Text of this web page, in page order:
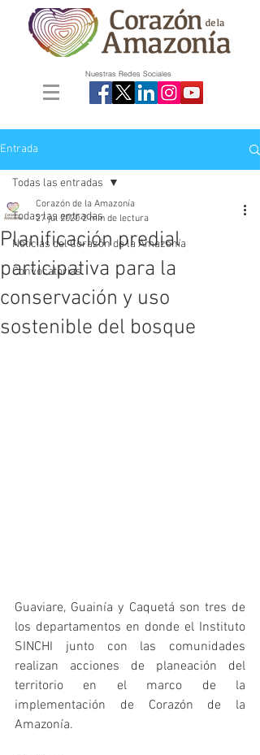
Nuestras Redes Sociales
Entrada
Todas las entradas
Noticias del Corazón de la Amazonía
Convocatorias
Todas las entradas
Planificación predial
participativa para la
conservación y uso
sostenible del bosque
Corazón de la Amazonía
27 jul 2020 2 min de lectura
Guaviare, Guainía y Caquetá son tres de
los departamentos en donde el Instituto
SINCHI junto con las comunidades
realizan acciones de planeación del
territorio en el marco de la
implementación de Corazón de la
Amazonía.